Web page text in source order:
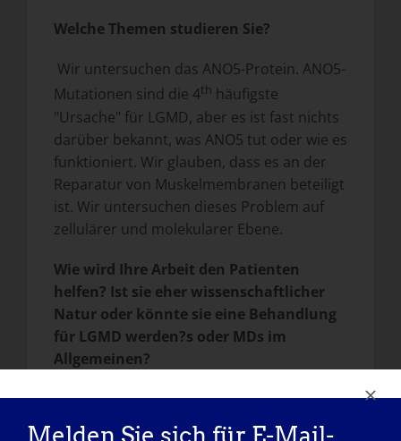
Welche Themen studieren Sie?
Wir untersuchen das ANO5-Protein. ANO5-
Mutationen sind die 4th häufigste
"Ursache" für LGMD, aber es ist fast nichts
darüber bekannt, was ANO5 tut oder wie es
funktioniert. Wir glauben, dass es an der
Reparatur von Muskelmembranen beteiligt
ist. Wir untersuchen dieses Problem auf
zellulärer und molekularer Ebene.
Wie wird Ihre Arbeit den Patienten
helfen? Ist sie eher wissenschaftlicher
Natur oder könnte sie eine Behandlung
für LGMD werden?s oder MDs im
Allgemeinen?
Wir glauben, dass das Verständnis der
grundlegenden Molekular- und Zellbiologie
Melden Sie sich für E-Mail-